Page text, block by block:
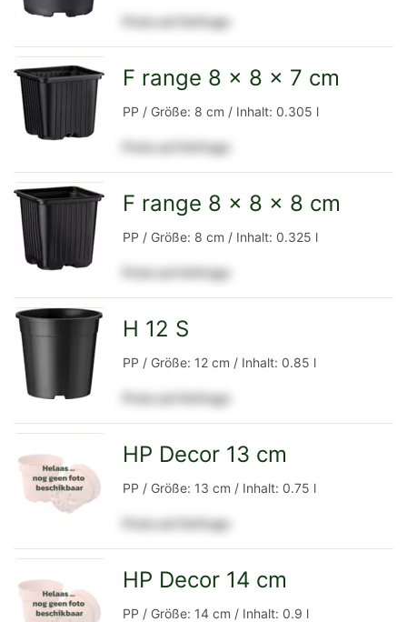
Detailseite
Preis auf Anfrage
Detailseite
F range 8 x 8 x 7 cm
PP / Größe: 8 cm / Inhalt: 0.305 l
Preis auf Anfrage
Detailseite
F range 8 x 8 x 8 cm
PP / Größe: 8 cm / Inhalt: 0.325 l
Preis auf Anfrage
Detailseite
H 12 S
PP / Größe: 12 cm / Inhalt: 0.85 l
Preis auf Anfrage
Detailseite
HP Decor 13 cm
PP / Größe: 13 cm / Inhalt: 0.75 l
Preis auf Anfrage
HP Decor 14 cm
PP / Größe: 14 cm / Inhalt: 0.9 l